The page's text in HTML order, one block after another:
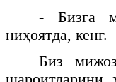
- Бизга
ниҳоятда, кенг.
Биз